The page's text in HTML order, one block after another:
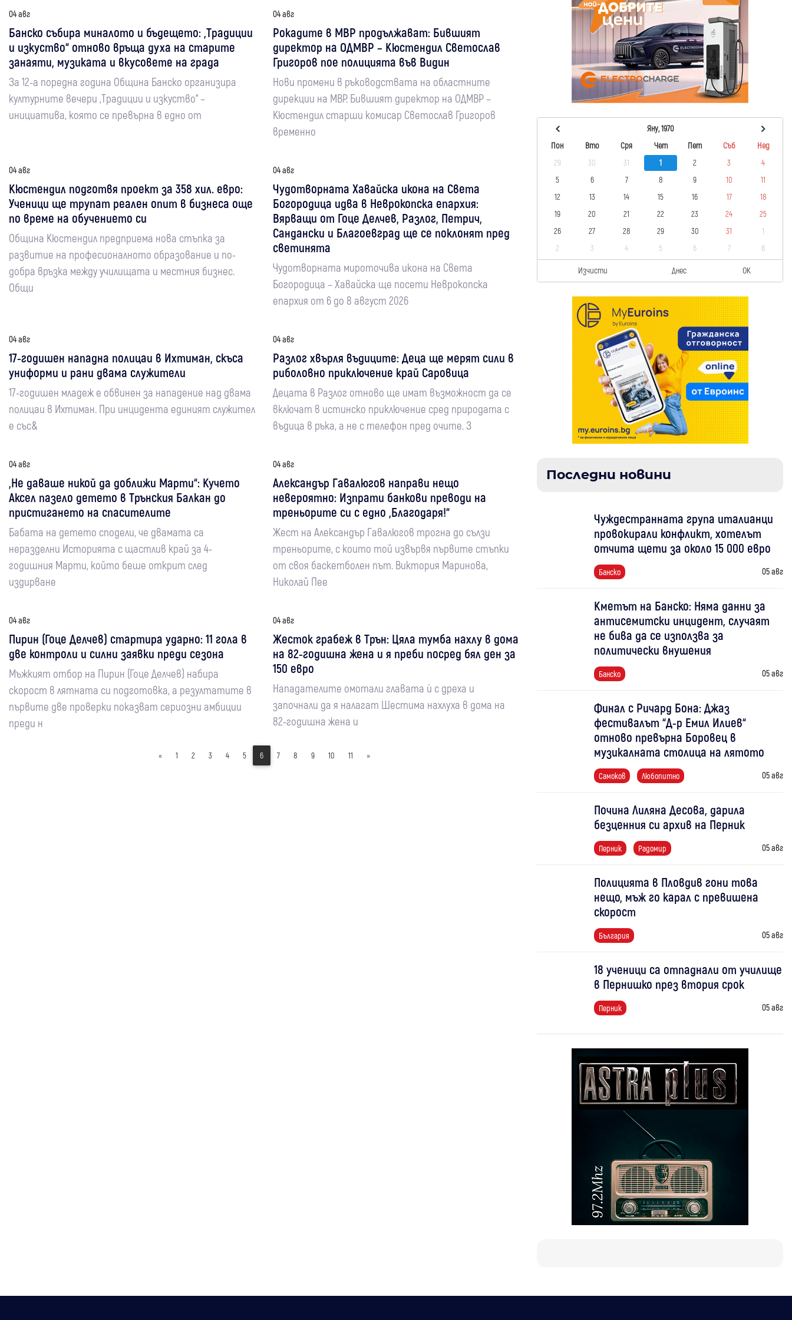
04 авг
Банско събира миналото и бъдещето: „Традиции
и изкуство“ отново връща духа на старите
занаяти, музиката и вкусовете на града
За 12-а поредна година Община Банско организира
културните вечери „Традиции и изкуство“ –
инициатива, която се превърна в едно от
04 авг
Рокадите в МВР продължават: Бившият
директор на ОДМВР – Кюстендил Светослав
Григоров пое полицията във Видин
Нови промени в ръководствата на областните
дирекции на МВР. Бившият директор на ОДМВР –
Кюстендил старши комисар Светослав Григоров
временно
04 авг
Кюстендил подготвя проект за 358 хил. евро:
Ученици ще трупат реален опит в бизнеса още
по време на обучението си
Община Кюстендил предприема нова стъпка за
развитие на професионалното образование и по-
добра връзка между училищата и местния бизнес.
Общи
04 авг
Чудотворната Хавайска икона на Света
Богородица идва в Неврокопска епархия:
Вярващи от Гоце Делчев, Разлог, Петрич,
Сандански и Благоевград ще се поклонят пред
светинята
Чудотворната мироточива икона на Света
Богородица – Хавайска ще посети Неврокопска
епархия от 6 до 8 август 2026
04 авг
17-годишен нападна полицаи в Ихтиман, скъса
униформи и рани двама служители
17-годишен младеж е обвинен за нападение над двама
полицаи в Ихтиман. При инцидента единият служител
е със&
04 авг
Разлог хвърля въдиците: Деца ще мерят сили в
риболовно приключение край Саровица
Децата в Разлог отново ще имат възможност да се
включат в истинско приключение сред природата с
въдица в ръка, а не с телефон пред очите. З
04 авг
„Не даваше никой да доближи Марти“: Кучето
Аксел пазело детето в Трънския Балкан до
пристигането на спасителите
Бабата на детето сподели, че двамата са
неразделни Историята с щастлив край за 4-
годишния Марти, който беше открит след
издирване
04 авг
Александър Гавалюгов направи нещо
невероятно: Изпрати банкови преводи на
треньорите си с едно „Благодаря!“
Жест на Александър Гавалюгов трогна до сълзи
треньорите, с които той извървя първите стъпки
от своя баскетболен път. Виктория Маринова,
Николай Пее
04 авг
Пирин (Гоце Делчев) стартира ударно: 11 гола в
две контроли и силни заявки преди сезона
Мъжкият отбор на Пирин (Гоце Делчев) набира
скорост в лятната си подготовка, а резултатите в
първите две проверки показват сериозни амбиции
преди н
04 авг
Жесток грабеж в Трън: Цяла тумба нахлу в дома
на 82-годишна жена и я преби посред бял ден за
150 евро
Нападателите омотали главата ѝ с дреха и
започнали да я налагат Шестима нахлуха в дома на
82-годишна жена и
« 1 2 3 4 5 6 7 8 9 10 11 »
Яну, 1970
Пон
Вто Сря Чет Пет Съб
Нед
29
30 31 1 2 3
4
5
6 7 8 9 10
11
12
13 14 15 16 17
18
19
20 21 22 23 24
25
26
27 28 29 30 31
1
2
3 4 5 6 7 8
Изчисти Днес OK
Последни новини
Чуждестранната група италианци
провокирали конфликт, хотелът
отчита щети за около 15 000 евро
Банско 05 авг
Кметът на Банско: Няма данни за
антисемитски инцидент, случаят
не бива да се използва за
политически внушения
Банско 05 авг
Финал с Ричард Бона: Джаз
фестивалът “Д-р Емил Илиев“
отново превърна Боровец в
музикалната столица на лятото
Самоков Любопитно 05 авг
Почина Лиляна Десова, дарила
безценния си архив на Перник
Перник Радомир 05 авг
Полицията в Пловдив гони това
нещо, мъж го карал с превишена
скорост
България 05 авг
18 ученици са отпаднали от училище
в Пернишко през втория срок
Перник 05 авг